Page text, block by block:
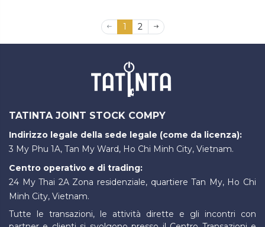
1 2
TATINTA JOINT STOCK COMPY
Indirizzo legale della sede legale (come da licenza):
3 My Phu 1A, Tan My Ward, Ho Chi Minh City, Vietnam.
Centro operativo e di trading:
24 My Thai 2A Zona residenziale, quartiere Tan My, Ho Chi
Minh City, Vietnam.
Tutte le transazioni, le attività dirette e gli incontri con